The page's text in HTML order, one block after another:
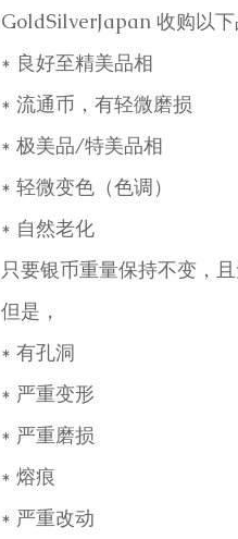
GoldSilverJapan 收购以下
* 良好至精美品相
* 流通币，有轻微磨损
* 极美品/特美品相
* 轻微变色（色调）
* 自然老化
只要银币重量保持不变，
但是，
* 有孔洞
* 严重变形
* 严重磨损
* 熔痕
* 严重改动